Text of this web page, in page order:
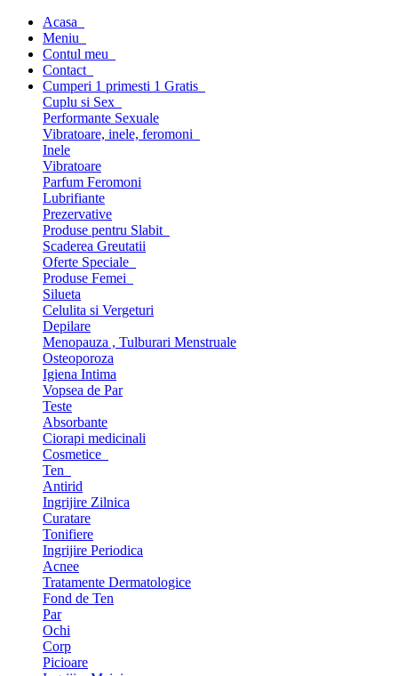
Acasa
Meniu
Contul meu
Contact
Cumperi 1 primesti 1 Gratis
Cuplu si Sex
Performante Sexuale
Vibratoare, inele, feromoni
Inele
Vibratoare
Parfum Feromoni
Lubrifiante
Prezervative
Produse pentru Slabit
Scaderea Greutatii
Oferte Speciale
Produse Femei
Silueta
Celulita si Vergeturi
Depilare
Menopauza , Tulburari Menstruale
Osteoporoza
Igiena Intima
Vopsea de Par
Teste
Absorbante
Ciorapi medicinali
Cosmetice
Ten
Antirid
Ingrijire Zilnica
Curatare
Tonifiere
Ingrijire Periodica
Acnee
Tratamente Dermatologice
Fond de Ten
Par
Ochi
Corp
Picioare